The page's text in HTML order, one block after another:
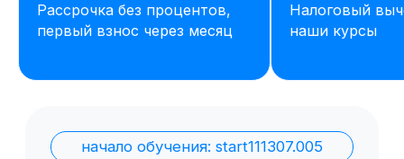
Рассрочка без процентов,
первый взнос через месяц
Налоговый
наши курсы
Отправить заявку
Остались вопросы,
задайте их нам или
с продуктом